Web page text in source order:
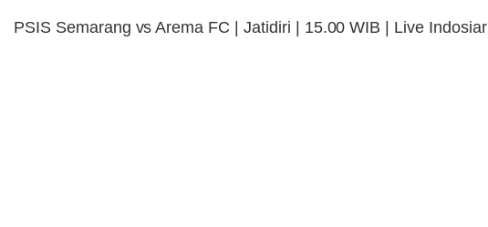
PSIS Semarang vs Arema FC | Jatidiri | 15.00 WIB | Live Indosiar